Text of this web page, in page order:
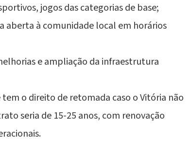
jogos das categorias de base;
à comunidade local em horários
e ampliação da infraestrutura
o direito de retomada caso o Vitória não
seria de 15-25 anos, com renovação